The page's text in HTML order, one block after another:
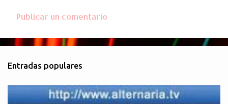
o
e
n
t
Publicar un comentario
Entradas populares